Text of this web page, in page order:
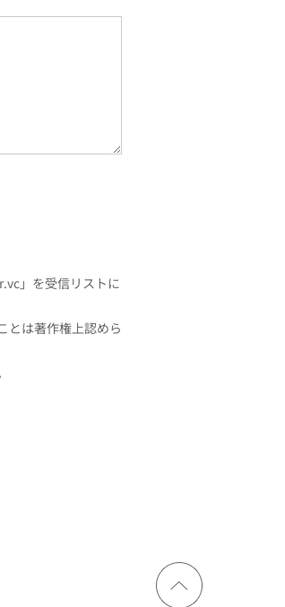
」を受信リストに
とは著作権上認めら
ページ
トップ